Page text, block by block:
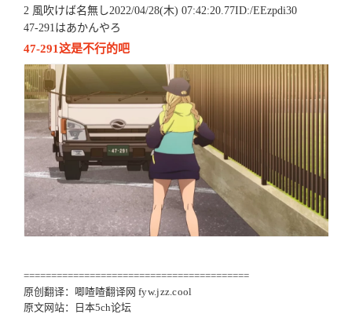
2 風吹けば名無し2022/04/28(木) 07:42:20.77ID:/EEzpdi30
47-291はあかんやろ
47-291这是不行的吧
=========================================
原创翻译：唧喳喳翻译网 fyw.jzz.cool
原文网站：日本5ch论坛